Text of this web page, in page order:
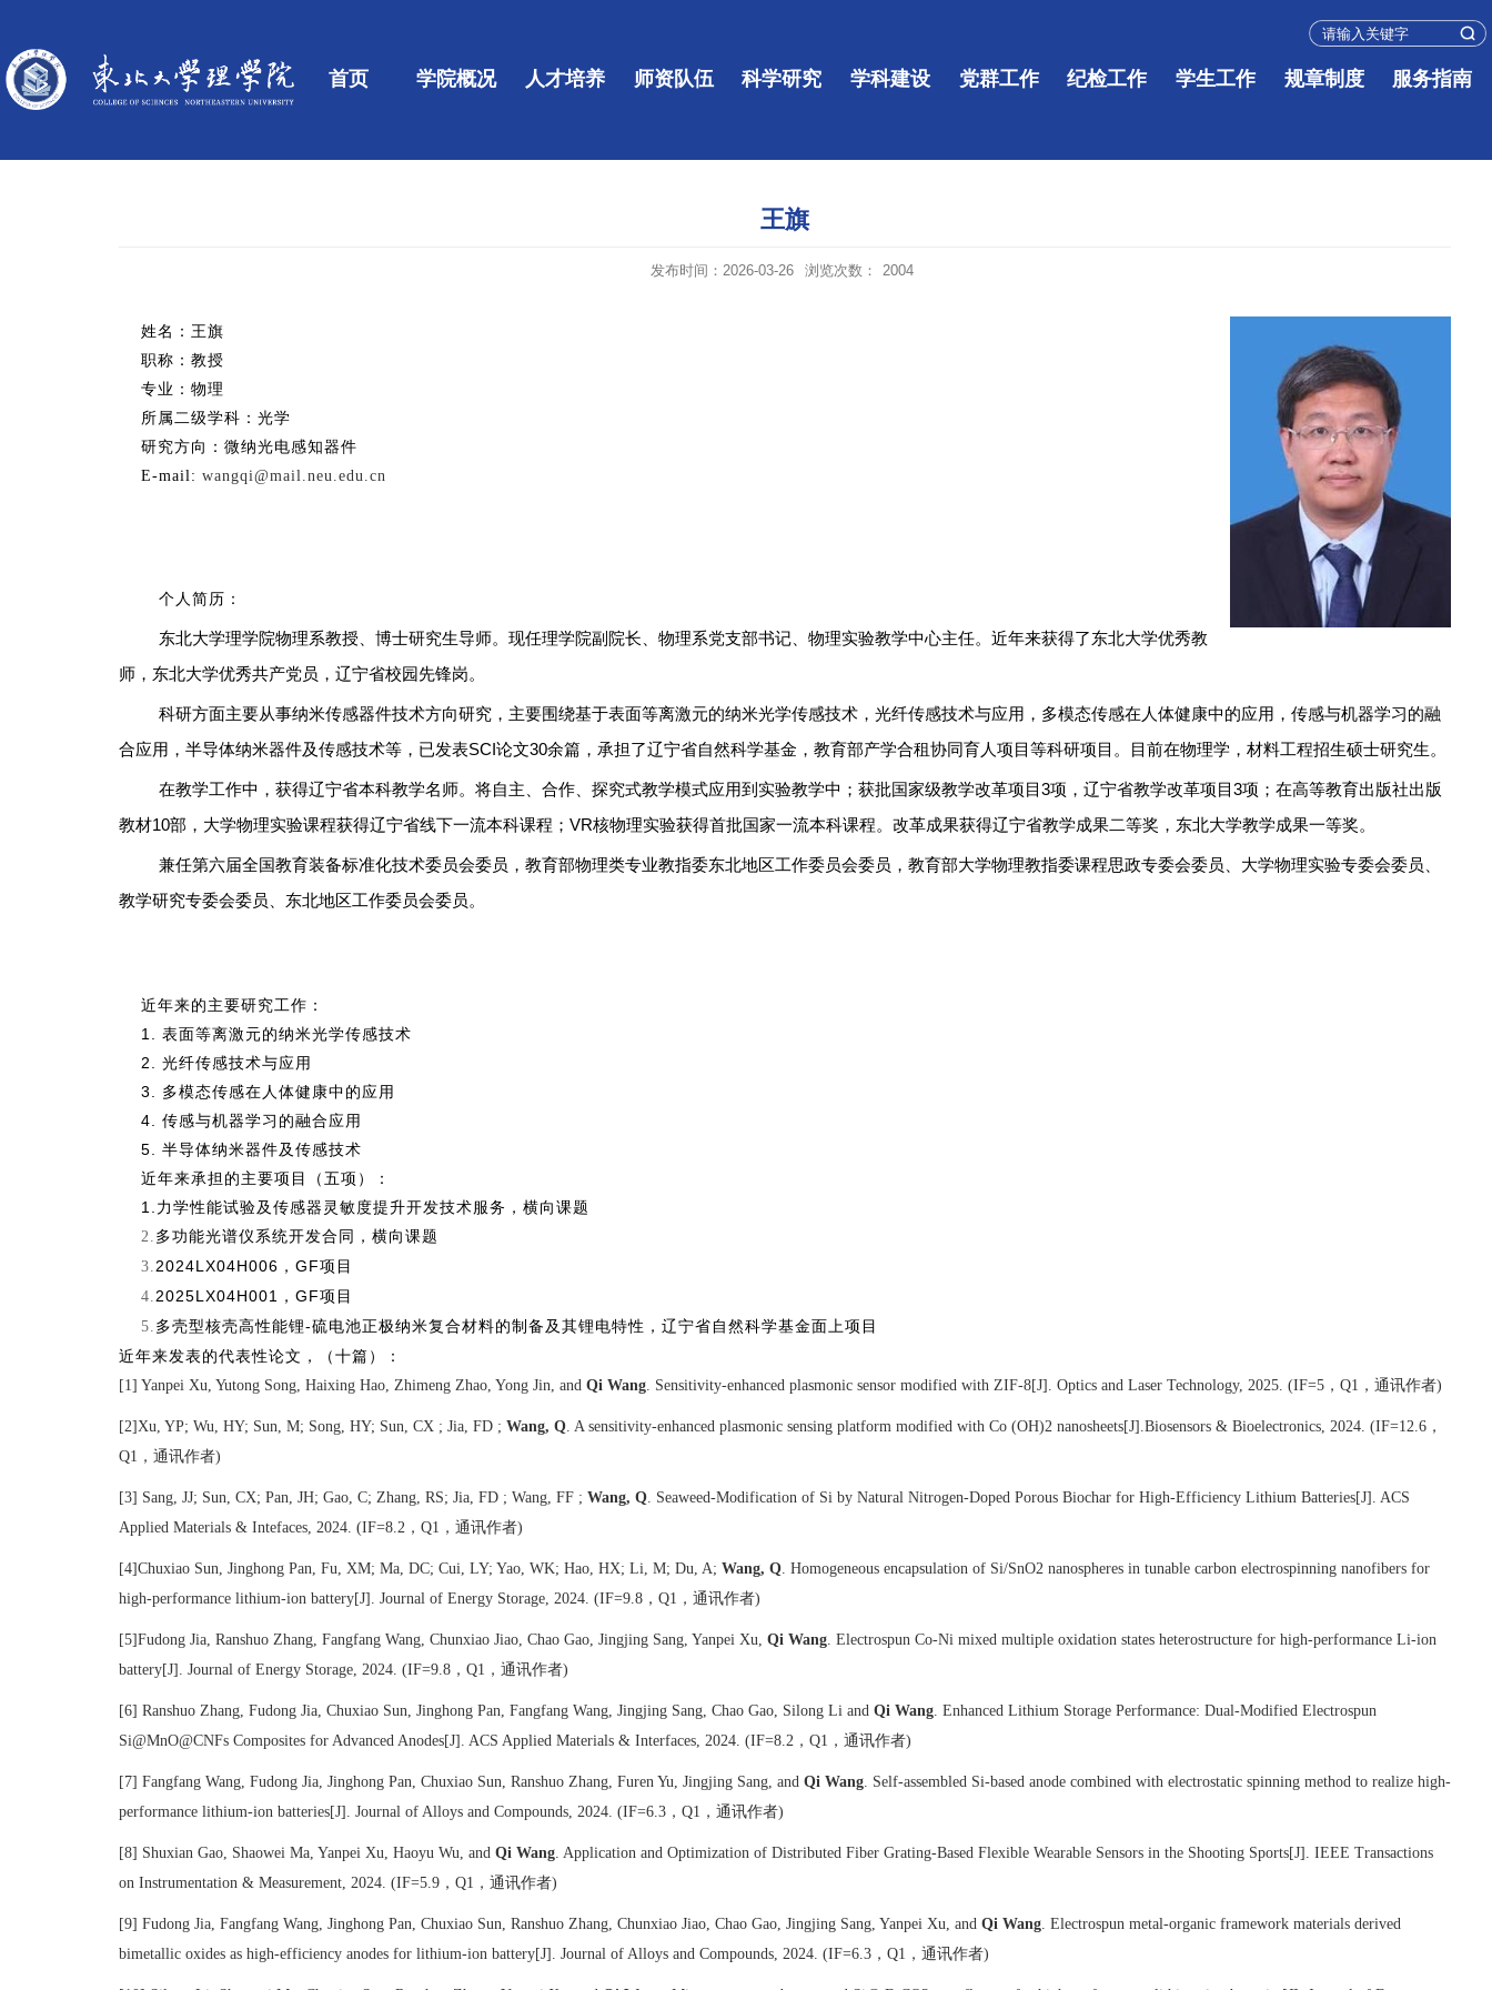
首页 学院概况 人才培养 师资队伍 科学研究 学科建设 党群工作 纪检工作 学生工作 规章制度 服务指南
王旗
发布时间：2026-03-26 浏览次数： 2004
姓名：王旗
职称：教授
专业：物理
所属二级学科：光学
研究方向：微纳光电感知器件
E-mail: wangqi@mail.neu.edu.cn
个人简历：
东北大学理学院物理系教授、博士研究生导师。现任理学院副院长、物理系党支部书记、物理实验教学中心主任。近年来获得了东北大学优秀教
师，东北大学优秀共产党员，辽宁省校园先锋岗。
科研方面主要从事纳米传感器件技术方向研究，主要围绕基于表面等离激元的纳米光学传感技术，光纤传感技术与应用，多模态传感在人体健康中的应用，传感与机器学习的融
合应用，半导体纳米器件及传感技术等，已发表SCI论文30余篇，承担了辽宁省自然科学基金，教育部产学合租协同育人项目等科研项目。目前在物理学，材料工程招生硕士研究生。
在教学工作中，获得辽宁省本科教学名师。将自主、合作、探究式教学模式应用到实验教学中；获批国家级教学改革项目3项，辽宁省教学改革项目3项；在高等教育出版社出版
教材10部，大学物理实验课程获得辽宁省线下一流本科课程； VR核物理实验获得首批国家一流本科课程。改革成果获得辽宁省教学成果二等奖，东北大学教学成果一等奖。
兼任第六届全国教育装备标准化技术委员会委员，教育部物理类专业教指委东北地区工作委员会委员，教育部大学物理教指委课程思政专委会委员、大学物理实验专委会委员、
教学研究专委会委员、东北地区工作委员会委员。
近年来的主要研究工作：
1. 表面等离激元的纳米光学传感技术
2. 光纤传感技术与应用
3. 多模态传感在人体健康中的应用
4. 传感与机器学习的融合应用
5. 半导体纳米器件及传感技术
近年来承担的主要项目（五项）：
1. 力学性能试验及传感器灵敏度提升开发技术服务，横向课题
2. 多功能光谱仪系统开发合同，横向课题
3. 2024LX04H006 ， GF项目
4. 2025LX04H001 ， GF项目
5. 多壳型核壳高性能锂-硫电池正极纳米复合材料的制备及其锂电特性，辽宁省自然科学基金面上项目
近年来发表的代表性论文，（十篇）：
[1] Yanpei Xu, Yutong Song, Haixing Hao, Zhimeng Zhao, Yong Jin, and Qi Wang. Sensitivity-enhanced plasmonic sensor modified with ZIF-8[J]. Optics and Laser Technology, 2025. (IF=5 ， Q1 ，通讯作者)
[2]Xu, YP; Wu, HY; Sun, M; Song, HY; Sun, CX ; Jia, FD ; Wang, Q. A sensitivity-enhanced plasmonic sensing platform modified with Co (OH)2 nanosheets[J].Biosensors & Bioelectronics, 2024. (IF=12.6 ，
Q1 ，通讯作者)
[3] Sang, JJ; Sun, CX; Pan, JH; Gao, C; Zhang, RS; Jia, FD ; Wang, FF ; Wang, Q. Seaweed-Modification of Si by Natural Nitrogen-Doped Porous Biochar for High-Efficiency Lithium Batteries[J]. ACS
Applied Materials & Intefaces, 2024. (IF=8.2 ， Q1 ，通讯作者)
[4]Chuxiao Sun, Jinghong Pan, Fu, XM; Ma, DC; Cui, LY; Yao, WK; Hao, HX; Li, M; Du, A; Wang, Q. Homogeneous encapsulation of Si/SnO2 nanospheres in tunable carbon electrospinning nanofibers for
high-performance lithium-ion battery[J]. Journal of Energy Storage, 2024. (IF=9.8 ， Q1 ，通讯作者)
[5]Fudong Jia, Ranshuo Zhang, Fangfang Wang, Chunxiao Jiao, Chao Gao, Jingjing Sang, Yanpei Xu, Qi Wang. Electrospun Co-Ni mixed multiple oxidation states heterostructure for high-performance Li-ion
battery[J]. Journal of Energy Storage, 2024. (IF=9.8 ， Q1 ，通讯作者)
[6] Ranshuo Zhang, Fudong Jia, Chuxiao Sun, Jinghong Pan, Fangfang Wang, Jingjing Sang, Chao Gao, Silong Li and Qi Wang. Enhanced Lithium Storage Performance: Dual-Modified Electrospun
Si@MnO@CNFs Composites for Advanced Anodes[J]. ACS Applied Materials & Interfaces, 2024. (IF=8.2 ， Q1 ，通讯作者)
[7] Fangfang Wang, Fudong Jia, Jinghong Pan, Chuxiao Sun, Ranshuo Zhang, Furen Yu, Jingjing Sang, and Qi Wang. Self-assembled Si-based anode combined with electrostatic spinning method to realize high-
performance lithium-ion batteries[J]. Journal of Alloys and Compounds, 2024. (IF=6.3 ， Q1 ，通讯作者)
[8] Shuxian Gao, Shaowei Ma, Yanpei Xu, Haoyu Wu, and Qi Wang. Application and Optimization of Distributed Fiber Grating-Based Flexible Wearable Sensors in the Shooting Sports[J]. IEEE Transactions
on Instrumentation & Measurement, 2024. (IF=5.9 ， Q1 ，通讯作者)
[9] Fudong Jia, Fangfang Wang, Jinghong Pan, Chuxiao Sun, Ranshuo Zhang, Chunxiao Jiao, Chao Gao, Jingjing Sang, Yanpei Xu, and Qi Wang. Electrospun metal-organic framework materials derived
bimetallic oxides as high-efficiency anodes for lithium-ion battery[J]. Journal of Alloys and Compounds, 2024. (IF=6.3 ， Q1 ，通讯作者)